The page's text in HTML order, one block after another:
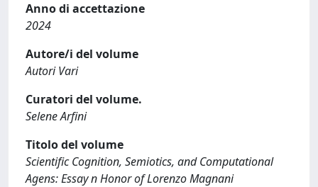
Anno di accettazione
2024
Autore/i del volume
Autori Vari
Curatori del volume.
Selene Arfini
Titolo del volume
Scientific Cognition, Semiotics, and Computational
Agens: Essay n Honor of Lorenzo Magnani